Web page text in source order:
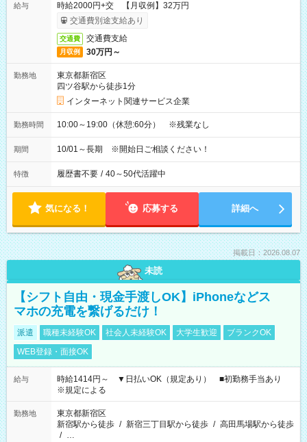
給与
時給2000円+交 【月収例】32万円
交通費別途支給あり
交通費 交通費支給
月収例 30万円～
勤務地
東京都新宿区
四ツ谷駅から徒歩1分
インターネット関連サービス企業
勤務時間 10:00～19:00（休憩:60分） ※残業なし
期間 10/01～長期 ※開始日ご相談ください！
特徴 履歴書不要 / 40～50代活躍中
気になる！ 応募する 詳細へ
掲載日：2026.08.07
未読
【シフト自由・現金手渡しOK】iPhoneなどス
マホの充電を繋げるだけ！
派遣 職種未経験OK 社会人未経験OK 大学生歓迎
ブランクOK
WEB登録・面接OK
給与
時給1414円～ ▼日払いOK（規定あり） ■初勤務手当あり
※規定による
勤務地
東京都新宿区
新宿駅から徒歩 / 新宿三丁目駅から徒歩 / 高田馬場駅から徒歩
/ …